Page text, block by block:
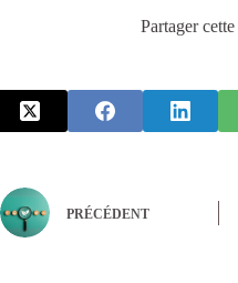
Partager
PRÉCÉDENT